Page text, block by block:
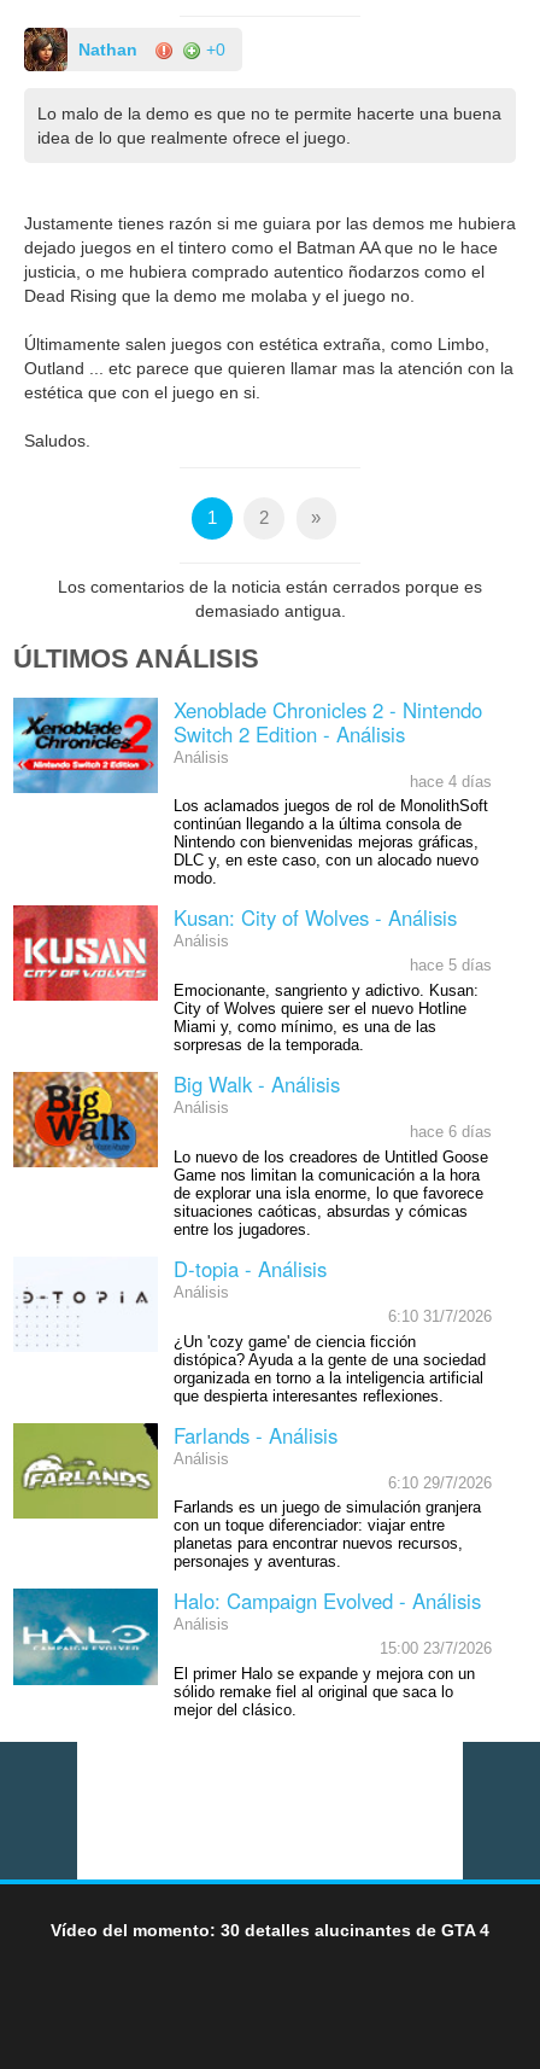
Nathan +0
Lo malo de la demo es que no te permite hacerte una buena
idea de lo que realmente ofrece el juego.
Justamente tienes razón si me guiara por las demos me hubiera
dejado juegos en el tintero como el Batman AA que no le hace
justicia, o me hubiera comprado autentico ñodarzos como el
Dead Rising que la demo me molaba y el juego no.
Últimamente salen juegos con estética extraña, como Limbo,
Outland ... etc parece que quieren llamar mas la atención con la
estética que con el juego en si.
Saludos.
1 2 »
Los comentarios de la noticia están cerrados porque es
demasiado antigua.
ÚLTIMOS ANÁLISIS
Xenoblade Chronicles 2 - Nintendo
Switch 2 Edition - Análisis
Análisis
hace 4 días
Los aclamados juegos de rol de MonolithSoft
continúan llegando a la última consola de
Nintendo con bienvenidas mejoras gráficas,
DLC y, en este caso, con un alocado nuevo
modo.
Kusan: City of Wolves - Análisis
Análisis
hace 5 días
Emocionante, sangriento y adictivo. Kusan:
City of Wolves quiere ser el nuevo Hotline
Miami y, como mínimo, es una de las
sorpresas de la temporada.
Big Walk - Análisis
Análisis
hace 6 días
Lo nuevo de los creadores de Untitled Goose
Game nos limitan la comunicación a la hora
de explorar una isla enorme, lo que favorece
situaciones caóticas, absurdas y cómicas
entre los jugadores.
D-topia - Análisis
Análisis
6:10 31/7/2026
¿Un 'cozy game' de ciencia ficción
distópica? Ayuda a la gente de una sociedad
organizada en torno a la inteligencia artificial
que despierta interesantes reflexiones.
Farlands - Análisis
Análisis
6:10 29/7/2026
Farlands es un juego de simulación granjera
con un toque diferenciador: viajar entre
planetas para encontrar nuevos recursos,
personajes y aventuras.
Halo: Campaign Evolved - Análisis
Análisis
15:00 23/7/2026
El primer Halo se expande y mejora con un
sólido remake fiel al original que saca lo
mejor del clásico.
Vídeo del momento: 30 detalles alucinantes de GTA 4